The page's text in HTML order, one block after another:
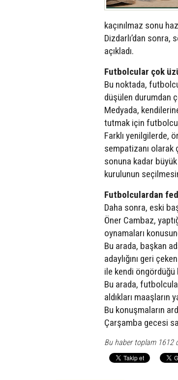
kaçınılmaz sonu
Dizdarlı’dan sonra,
açıkladı.
Futbolcular çok
Bu noktada,
düşülen durumdan
Medyada,
tutmak için
Farklı yenilgilerde,
sempatizanı olarak
sonuna kadar
kurulunun
Futbolculardan
Daha sonra, eski
Öner Cambaz,
oynamaları
Bu arada, başkan
adaylığını geri
ile kendi öngördüğü
Bu arada,
aldıkları maaşların
Bu konuşmaların
Çarşamba gecesi
Bu haber toplam 1612